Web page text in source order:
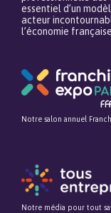
essentiel d’un
acteur
l’économie française.
Notre salon annuel
Notre média pour tout